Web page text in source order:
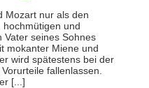
Mozart nur als den
hochmütigen und
Vater seines Sohnes
mokanter Miene und
wird spätestens bei der
fallenlassen.
[...]